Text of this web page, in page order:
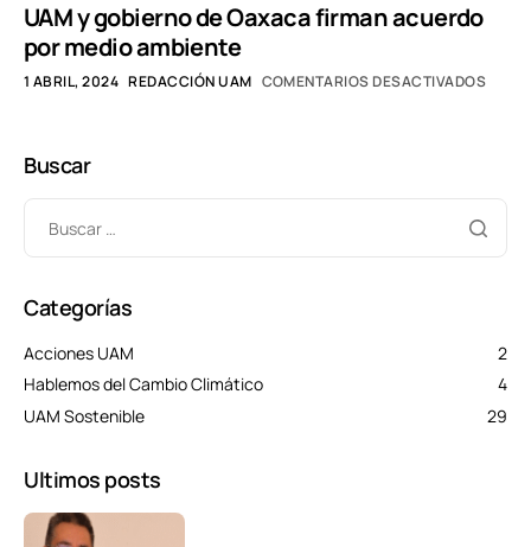
UAM y gobierno de Oaxaca firman acuerdo
por medio ambiente
1 ABRIL, 2024 REDACCIÓN UAM COMENTARIOS DESACTIVADOS
Buscar
Categorías
Acciones UAM
2
Hablemos del Cambio Climático
4
UAM Sostenible
29
Ultimos posts